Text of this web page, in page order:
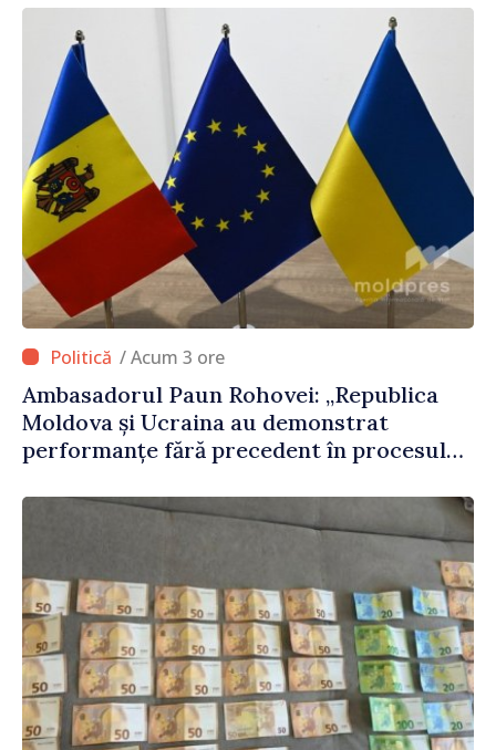
/ Acum 3 ore
Ambasadorul Paun Rohovei: „Republica
Moldova și Ucraina au demonstrat
performanțe fără precedent în procesul